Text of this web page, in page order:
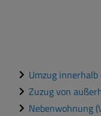
Umzug innerhalb
Zuzug von
Nebenwohnung